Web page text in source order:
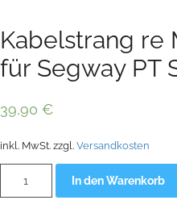
Kabelstrang re
für Segway PT
39,90 €
inkl. MwSt. zzgl. Versandkosten
Kabelstrang
Motor
In den Warenkorb